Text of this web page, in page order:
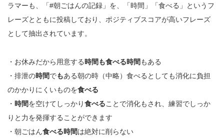
ラマーも、「#朝ごはんの記録」を、「時間」「食べる」というフ
レーズとともに投稿しており、ポジティブスコアが高いフレーズ
として抽出されています。
・お休みだから用意する時間も食べる時間 もある
・排泄の時間でもある朝の時（中略）食べるとしても消化に負担
のかかりにくいものを食べる
・ 時間を空けてしっかり食べることで消化もされ、練習でしっか
りと力を発揮することができます
・朝ごはん食べる時間は絶対に削らない